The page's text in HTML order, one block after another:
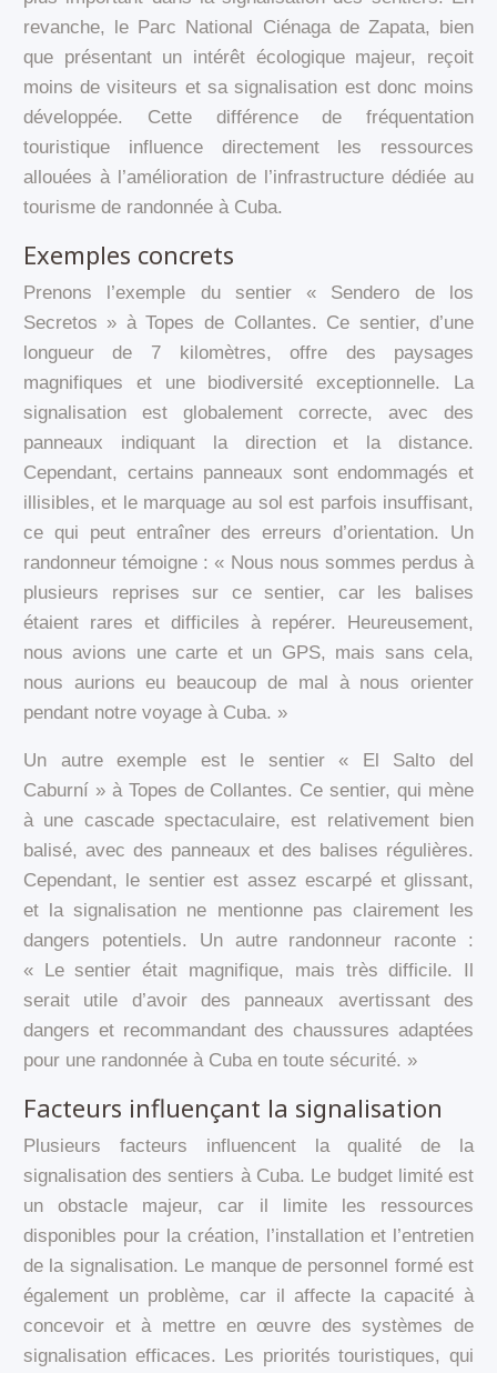
revanche, le Parc National Ciénaga de Zapata, bien
que présentant un intérêt écologique majeur, reçoit
moins de visiteurs et sa signalisation est donc moins
développée. Cette différence de fréquentation
touristique influence directement les ressources
allouées à l’amélioration de l’infrastructure dédiée au
tourisme de randonnée à Cuba.
Exemples concrets
Prenons l’exemple du sentier « Sendero de los
Secretos » à Topes de Collantes. Ce sentier, d’une
longueur de 7 kilomètres, offre des paysages
magnifiques et une biodiversité exceptionnelle. La
signalisation est globalement correcte, avec des
panneaux indiquant la direction et la distance.
Cependant, certains panneaux sont endommagés et
illisibles, et le marquage au sol est parfois insuffisant,
ce qui peut entraîner des erreurs d’orientation. Un
randonneur témoigne : « Nous nous sommes perdus à
plusieurs reprises sur ce sentier, car les balises
étaient rares et difficiles à repérer. Heureusement,
nous avions une carte et un GPS, mais sans cela,
nous aurions eu beaucoup de mal à nous orienter
pendant notre voyage à Cuba. »
Un autre exemple est le sentier « El Salto del
Caburní » à Topes de Collantes. Ce sentier, qui mène
à une cascade spectaculaire, est relativement bien
balisé, avec des panneaux et des balises régulières.
Cependant, le sentier est assez escarpé et glissant,
et la signalisation ne mentionne pas clairement les
dangers potentiels. Un autre randonneur raconte :
« Le sentier était magnifique, mais très difficile. Il
serait utile d’avoir des panneaux avertissant des
dangers et recommandant des chaussures adaptées
pour une randonnée à Cuba en toute sécurité. »
Facteurs influençant la signalisation
Plusieurs facteurs influencent la qualité de la
signalisation des sentiers à Cuba. Le budget limité est
un obstacle majeur, car il limite les ressources
disponibles pour la création, l’installation et l’entretien
de la signalisation. Le manque de personnel formé est
également un problème, car il affecte la capacité à
concevoir et à mettre en œuvre des systèmes de
signalisation efficaces. Les priorités touristiques, qui